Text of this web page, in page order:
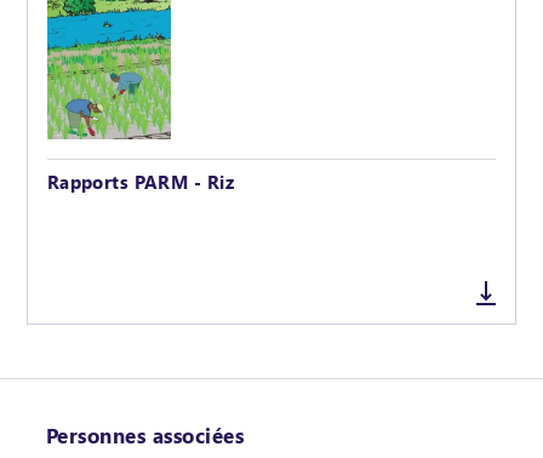
Rapports PARM - Riz
Personnes associées